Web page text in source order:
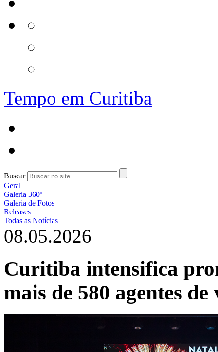
Tempo em Curitiba
Buscar
Geral
Galeria 360º
Galeria de Fotos
Releases
Todas as Notícias
08.05.2026
Curitiba intensifica
mais de 580 agentes de